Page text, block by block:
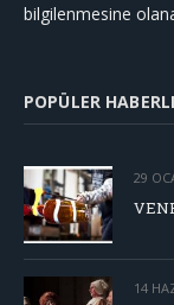
bilgilenmesine
POPÜLER
29
14